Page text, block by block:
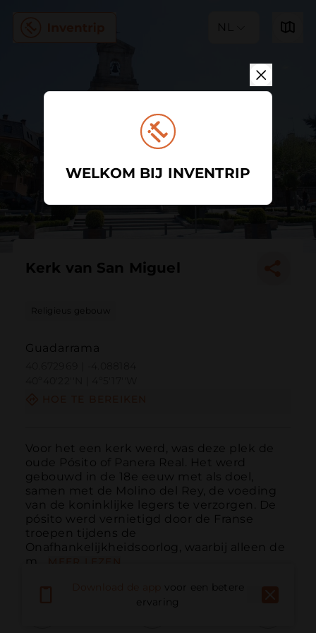
NL
Kerk van San Miguel
Religieus gebouw
Guadarrama
Voor het een kerk werd, was deze plek de
oude Pósito of Panera Real. Het werd
gebouwd in de 18e eeuw met als doel,
samen met de Molino del Rey, de voeding
van de koninklijke legers te verzorgen. De
pósito werd vernietigd door de Franse
troepen tijdens de
Onafhankelijkheidsoorlog, waarbij alleen de
m...
voor een betere
ervaring
WELKOM BIJ INVENTRIP